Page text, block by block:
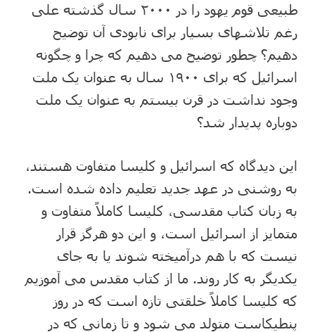
طبیعی قوم یهود را در ۲۰۰۰ سال گذشته علی
رغم تلاشهای بسیار برای نابودی آن توضیح
دهیم؟ چطور توضیح می دهیم که چرا و چگونه
اسرائیل که برای ۱۹۰۰ سال به عنوان یک ملت
وجود نداشت در قرن بیستم به عنوان یک ملت
دوباره پدیدار شد؟
این دیدگاه که اسرائیل و کلیسا متفاوت هستند،
به روشنی در عهد جدید تعلیم داده شده است.
به زبان کتاب مقدسی، کلیسا کاملاً متفاوت و
متمایز از اسرائیل است، و این دو هرگز قرار
نیست که با هم درآمیخته شوند یا به جای
یکدیگر به کار روند. ما از کتاب مقدس می آموزیم
که کلیسا کاملاً خلقتی تازه است که در روز
پنطیکاست متولد می شود و تا زمانی که در